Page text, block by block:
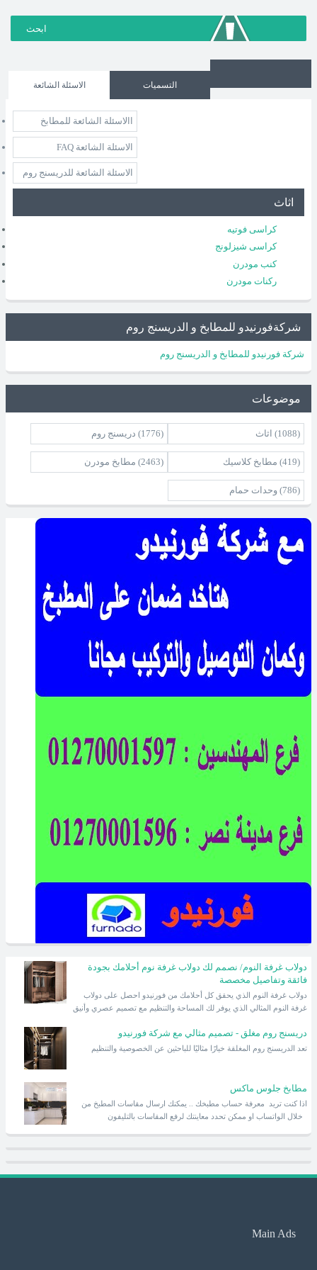
الاسئلة الشائعة التسميات
االاسئلة الشائعة للمطابخ
الاسئلة الشائعة FAQ
الاسئلة الشائعة للدريسنج روم
اثاث
كراسى فوتيه
كراسى شيزلونج
كنب مودرن
ركنات مودرن
شركةفورنيدو للمطابخ و الدريسنج روم
شركة فورنيدو للمطابخ و الدريسنج روم
موضوعات
اثاث (1088) دريسنج روم (1776)
مطابخ كلاسيك (419) مطابخ مودرن (2463)
وحدات حمام (786)
دولاب غرفة النوم/ نصمم لك دولاب غرفة نوم أحلامك بجودة
فائقة وتفاصيل مخصصة
غرفة النوم المثالي الذي يوفر لك المساحة والتنظيم مع تصميم عصري وأنيق
دريسنج روم مغلق - تصميم مثالي مع شركة فورنيدو
تعد الدريسنج روم المغلقة خيارًا مثاليًا للباحثين عن الخصوصية والتنظيم
مطابخ جلوس ماكس
اذا كنت تريد معرفة حساب مطبخك .. يمكنك ارسال مقاسات المطبخ من
Main Ads